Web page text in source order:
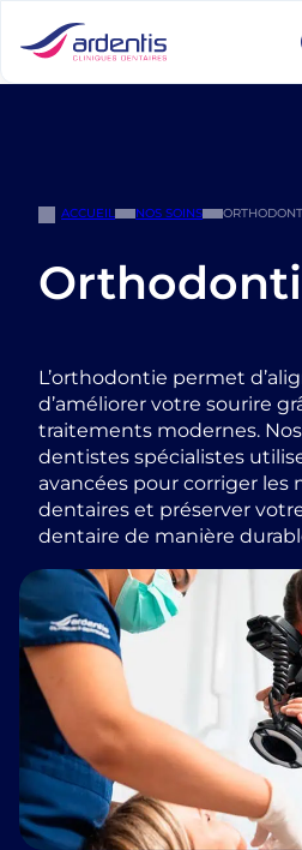
contenu
ACCUEIL NOS SOINS
L’orthodontie permet
d’améliorer votre sourire
traitements modernes.
dentistes spécialistes
avancées pour corriger les
dentaires et préserver
dentaire de manière